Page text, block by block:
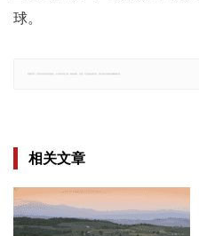
球。
相关文章